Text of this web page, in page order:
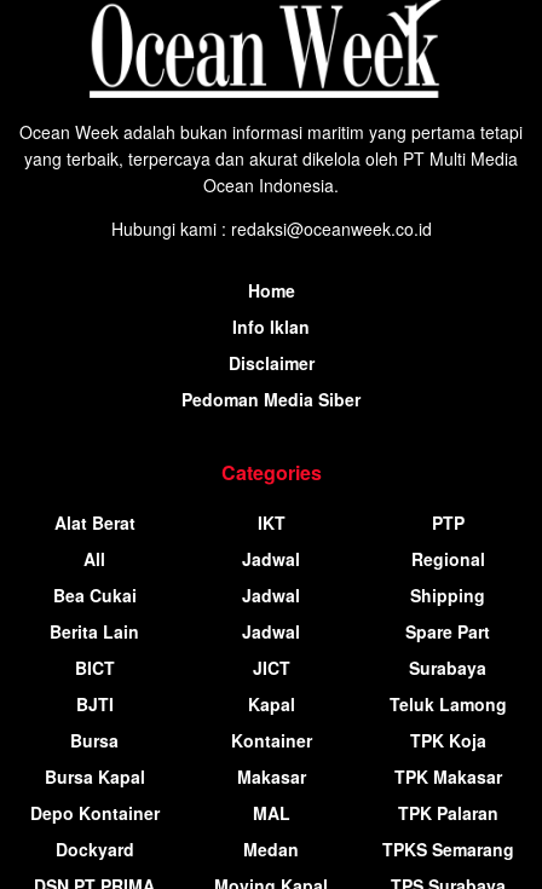
Ocean Week adalah bukan informasi maritim yang pertama tetapi
yang terbaik, terpercaya dan akurat dikelola oleh PT Multi Media
Ocean Indonesia.
Hubungi kami : redaksi@oceanweek.co.id
Home
Info Iklan
Disclaimer
Pedoman Media Siber
Categories
Alat Berat
All
Bea Cukai
Berita Lain
BICT
BJTI
Bursa
Bursa Kapal
Depo Kontainer
Dockyard
IKT
Jadwal
Jadwal
Jadwal
JICT
Kapal
Kontainer
Makasar
MAL
Medan
PTP
Regional
Shipping
Spare Part
Surabaya
Teluk Lamong
TPK Koja
TPK Makasar
TPK Palaran
TPKS Semarang